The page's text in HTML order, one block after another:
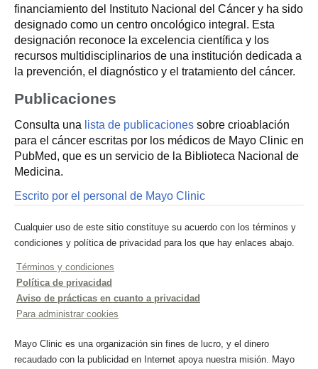
financiamiento del Instituto Nacional del Cáncer y ha sido
designado como un centro oncológico integral. Esta
designación reconoce la excelencia científica y los
recursos multidisciplinarios de una institución dedicada a
la prevención, el diagnóstico y el tratamiento del cáncer.
Publicaciones
Consulta una lista de publicaciones sobre crioablación
para el cáncer escritas por los médicos de Mayo Clinic en
PubMed, que es un servicio de la Biblioteca Nacional de
Medicina.
Escrito por el personal de Mayo Clinic
Cualquier uso de este sitio constituye su acuerdo con los términos y
condiciones y política de privacidad para los que hay enlaces abajo.
Términos y condiciones
Política de privacidad
Aviso de prácticas en cuanto a privacidad
Para administrar cookies
Mayo Clinic es una organización sin fines de lucro, y el dinero
recaudado con la publicidad en Internet apoya nuestra misión. Mayo